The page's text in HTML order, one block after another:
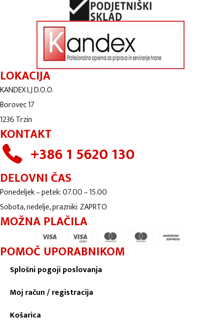
LOKACIJA
KANDEX LJ D.O.O.
Borovec 17
1236 Trzin
KONTAKT
+386 1 5620 130
DELOVNI ČAS
Ponedeljek – petek: 07.00 – 15.00
Sobota, nedelje, prazniki: ZAPRTO
MOŽNA PLAČILA
POMOČ UPORABNIKOM
Splošni pogoji poslovanja
Moj račun / registracija
Košarica